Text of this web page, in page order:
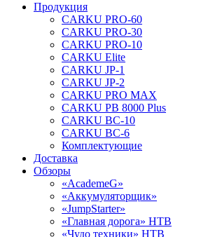
Продукция
CARKU PRO-60
CARKU PRO-30
CARKU PRO-10
CARKU Elite
CARKU JP-1
CARKU JP-2
CARKU PRO MAX
CARKU PB 8000 Plus
CARKU BC-10
CARKU BC-6
Комплектующие
Доставка
Обзоры
«AcademeG»
«Аккумуляторщик»
«JumpStarter»
«Главная дорога» НТВ
«Чудо техники» НТВ